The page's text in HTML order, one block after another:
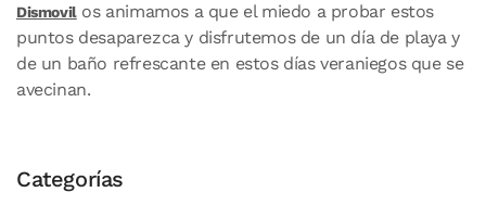
Dismovilos animamos a que el miedo a probar estos
puntos desaparezca y disfrutemos de un día de playa y
de un baño refrescante en estos días veraniegos que se
avecinan.
Categorías